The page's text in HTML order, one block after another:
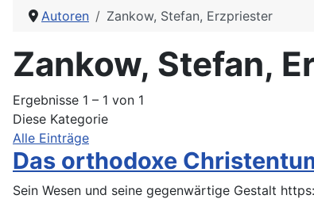
Autoren Zankow, Stefan, Erzpriester
Zankow, Stefan,
Ergebnisse 1 – 1 von 1
Diese Kategorie
Alle Einträge
Das orthodoxe
Sein Wesen und seine gegenwärtige Gestalt